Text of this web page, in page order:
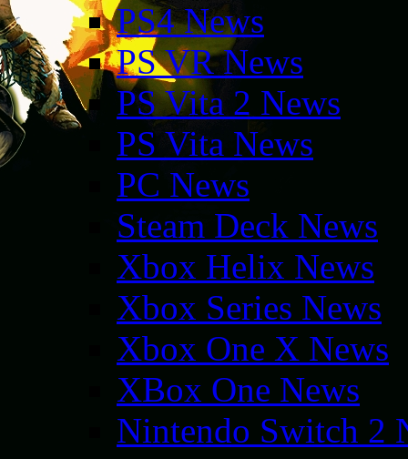
PS4 News
PS VR News
PS Vita 2 News
PS Vita News
PC News
Steam Deck News
Xbox Helix News
Xbox Series News
Xbox One X News
XBox One News
Nintendo Switch 2